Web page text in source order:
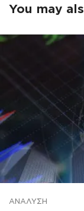
You may
ΑΝΆΛΥΣΗ